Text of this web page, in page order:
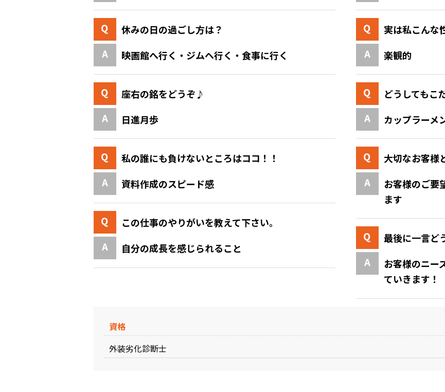
休みの日の過ごし方は？
映画館へ行く・ジムヘ行く・食事に行く
座右の銘をどうぞ♪
日進月歩
私の誰にも負けないところはココ！！
資料作成のスピード感
この仕事のやりがいを教えて下さい。
自分の成長を感じられること
実は私こんな
楽観的
どうしてもこ
カップラーメ
大切なお客様
お客様のご要
ます
最後に一言ど
お客様のニー
ていきます！
資格
外装劣化診断士